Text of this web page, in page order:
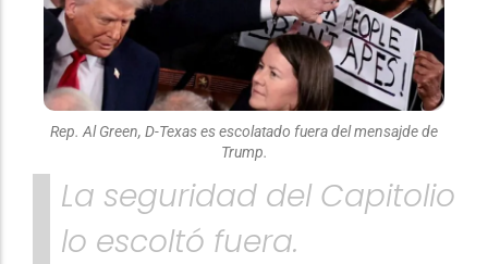
Rep. Al Green, D-Texas es escolatado fuera del mensajde de
Trump.
La seguridad del Capitolio
lo escoltó fuera.